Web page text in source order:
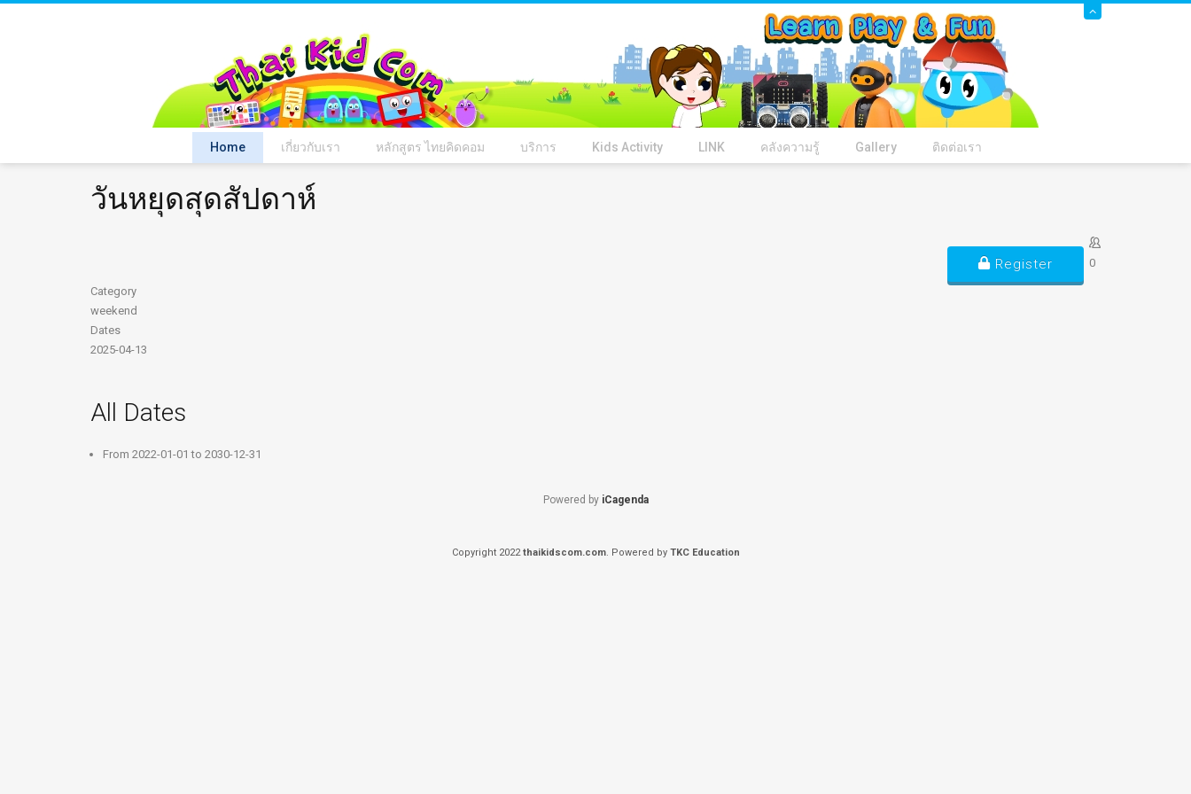
Home เกี่ยวกับเรา หลักสูตร ไทยคิดคอม บริการ Kids Activity LINK คลังความรู้ Gallery ติดต่อเรา
วันหยุดสุดสัปดาห์
Register 0
Category
weekend
Dates
2025-04-13
All Dates
From 2022-01-01 to 2030-12-31
Powered by iCagenda
Copyright 2022 thaikidscom.com. Powered by TKC Education